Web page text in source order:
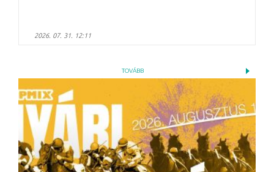
2026. 07. 31. 12:11
TOVÁBB